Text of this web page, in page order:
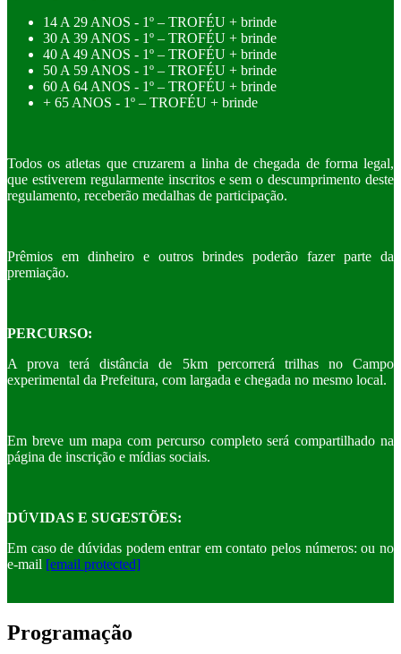
14 A 29 ANOS - 1º – TROFÉU + brinde
30 A 39 ANOS - 1º – TROFÉU + brinde
40 A 49 ANOS - 1º – TROFÉU + brinde
50 A 59 ANOS - 1º – TROFÉU + brinde
60 A 64 ANOS - 1º – TROFÉU + brinde
+ 65 ANOS - 1º – TROFÉU + brinde
Todos os atletas que cruzarem a linha de chegada de forma legal,
que estiverem regularmente inscritos e sem o descumprimento deste
regulamento, receberão medalhas de participação.
Prêmios em dinheiro e outros brindes poderão fazer parte da
premiação.
PERCURSO:
A prova terá distância de 5km percorrerá trilhas no Campo
experimental da Prefeitura, com largada e chegada no mesmo local.
Em breve um mapa com percurso completo será compartilhado na
página de inscrição e mídias sociais.
DÚVIDAS E SUGESTÕES:
Em caso de dúvidas podem entrar em contato pelos números: ou no
e-mail [email protected]
Programação